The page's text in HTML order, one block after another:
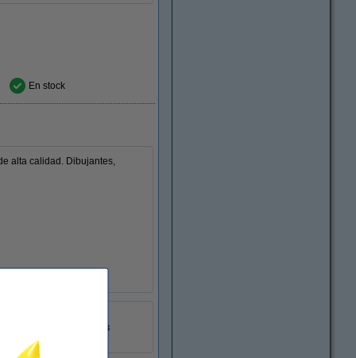
En stock
alta calidad. Dibujantes,
5028252051323